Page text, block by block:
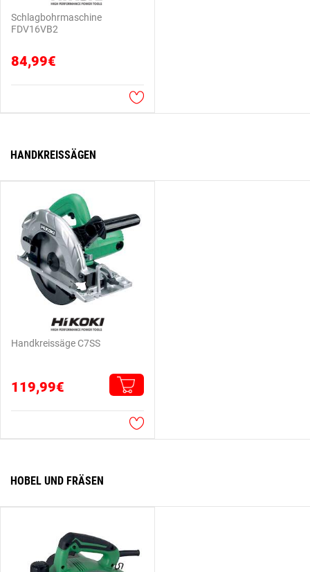
Schlagbohrmaschine
FDV16VB2
84,99€
HANDKREISSÄGEN
Handkreissäge C7SS
119,99€
HOBEL UND FRÄSEN